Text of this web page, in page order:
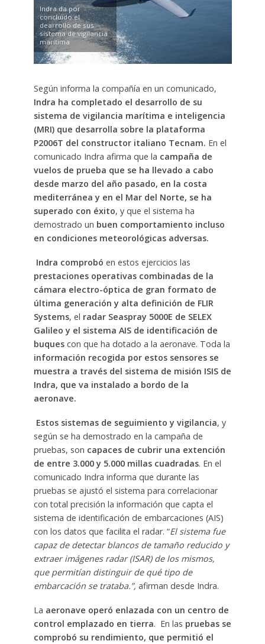
Indra da por
concluido el
dearrollo de sus
sistema de vigilancia
marítima
Según informa la compañía en un comunicado,
Indra ha completado el desarrollo de su
sistema de vigilancia marítima e inteligencia
(MRI) que desarrolla sobre la plataforma
P2006T del constructor italiano Tecnam. En el
comunicado Indra afirma que la campaña de
vuelos de prueba que se ha llevado a cabo
desde marzo del año pasado, en la costa
mediterránea y en el Mar del Norte, se ha
superado con éxito, y que el sistema ha
demostrado un buen comportamiento incluso
en condiciones meteorológicas adversas.
Indra comprobó en estos ejercicios las
prestaciones operativas combinadas de la
cámara electro-óptica de gran formato de
última generación y alta definición de FLIR
Systems, el radar Seaspray 5000E de SELEX
Galileo y el sistema AIS de identificación de
buquescon que ha dotado a la aeronave. Toda la
información recogida por estos sensores se
muestra a través del sistema de misión ISIS de
Indra, que va instalado a bordo de la
aeronave.
Estos sistemas de seguimiento y vigilancia, y
según se ha demostrado en la campaña de
pruebas, son capaces de cubrir una extención
de entre 3.000 y 5.000 millas cuadradas. En el
comunicado Indra informa que durante las
pruebas se ajustó el sistema para correlacionar
con total precisión la información que capta el
sistema de identificación de embarcaciones (AIS)
con los datos que facilita el radar. “El sistema fue
capaz de detectar blancos de tamaño reducido y
extraer imágenes radar (ISAR) de los mismos,
que permitían distinguir de qué tipo de
embarcación se trataba.”, afirman desde Indra.
La aeronave operó enlazada con un centro de
control emplazado en tierra. En las pruebas se
comprobó su rendimiento, que permitió el